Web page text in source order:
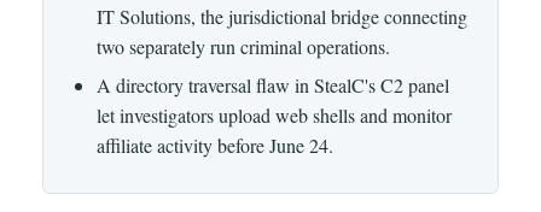
IT Solutions, the jurisdictional bridge connecting
two separately run criminal operations.
A directory traversal flaw in StealC's C2 panel
let investigators upload web shells and monitor
affiliate activity before June 24.